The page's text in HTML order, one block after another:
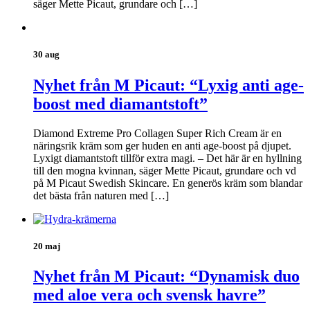
säger Mette Picaut, grundare och […]
30 aug
Nyhet från M Picaut: “Lyxig anti age-
boost med diamantstoft”
Diamond Extreme Pro Collagen Super Rich Cream är en
näringsrik kräm som ger huden en anti age-boost på djupet.
Lyxigt diamantstoft tillför extra magi. – Det här är en hyllning
till den mogna kvinnan, säger Mette Picaut, grundare och vd
på M Picaut Swedish Skincare. En generös kräm som blandar
det bästa från naturen med […]
20 maj
Nyhet från M Picaut: “Dynamisk duo
med aloe vera och svensk havre”